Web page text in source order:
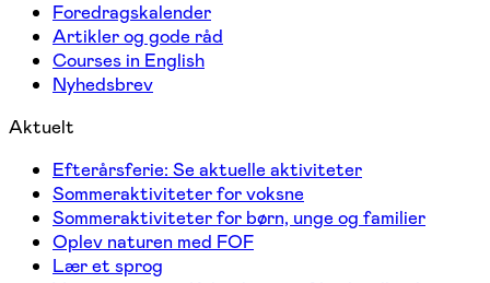
Foredragskalender
Artikler og gode råd
Courses in English
Nyhedsbrev
Aktuelt
Efterårsferie: Se aktuelle aktiviteter
Sommeraktiviteter for voksne
Sommeraktiviteter for børn, unge og familier
Oplev naturen med FOF
Lær et sprog